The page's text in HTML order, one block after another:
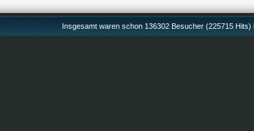
Insgesamt waren schon 136302 Besucher (225715 Hits)